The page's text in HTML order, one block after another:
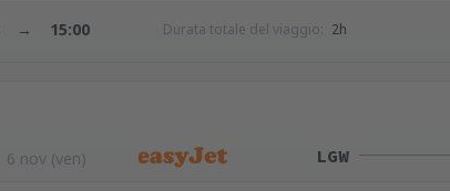
→ 15:00 Durata totale del viaggio: 2h
6 nov (ven) LGW